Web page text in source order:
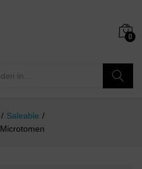
0
/ Saleable /
Microtomen